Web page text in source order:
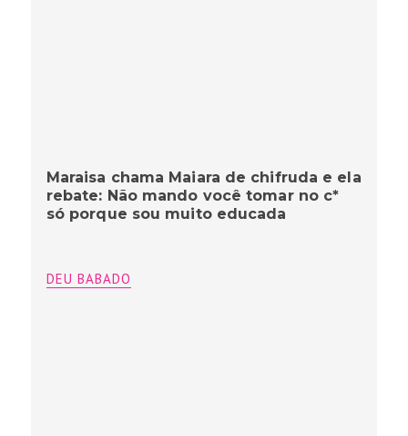
Maraisa chama Maiara de chifruda e ela
rebate: Não mando você tomar no c*
só porque sou muito educada
DEU BABADO